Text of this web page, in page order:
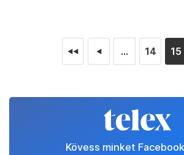
◄◄ ◄ ... 14 15
Kövess minket